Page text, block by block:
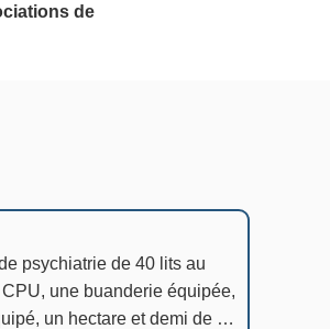
de
psychiatrie de 40 lits au
une buanderie équipée,
un hectare et demi de …